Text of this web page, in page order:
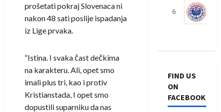
prošetati pokraj Slovenaca ni
nakon 48 sati poslije ispadanja
iz Lige prvaka.
“Istina. I svaka čast dečkima
na karakteru. Ali, opet smo
imali plus tri, kao i protiv
Kristianstada, I opet smo
dopustili suparniku da nas
6
FIND US
ON
FACEBOOK